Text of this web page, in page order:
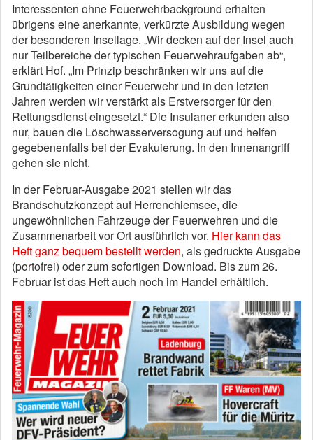
Interessenten ohne Feuerwehrbackground erhalten
übrigens eine anerkannte, verkürzte Ausbildung wegen
der besonderen Insellage. „Wir decken auf der Insel auch
nur Teilbereiche der typischen Feuerwehraufgaben ab“,
erklärt Hof. „Im Prinzip beschränken wir uns auf die
Grundtätigkeiten einer Feuerwehr und in den letzten
Jahren werden wir verstärkt als Erstversorger für den
Rettungsdienst eingesetzt.“ Die Insulaner erkunden also
nur, bauen die Löschwasserversogung auf und helfen
gegebenenfalls bei der Evakuierung. In den Innenangriff
gehen sie nicht.
In der Februar-Ausgabe 2021 stellen wir das
Brandschutzkonzept auf Herrenchiemsee, die
ungewöhnlichen Fahrzeuge der Feuerwehren und die
Zusammenarbeit vor Ort ausführlich vor. Hier kann das
Heft ganz bequem bestellt werden, als gedruckte Ausgabe
(portofrei) oder zum sofortigen Download. Bis zum 26.
Februar ist das Heft auch noch im Handel erhältlich.